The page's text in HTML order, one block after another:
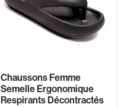
Chaussons Femme
Semelle Ergonomique
Respirants Décontractés